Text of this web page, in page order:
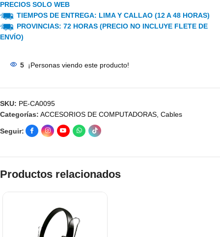
PRECIOS SOLO WEB
TIEMPOS DE ENTREGA: LIMA Y CALLAO (12 A 48 HORAS)
PROVINCIAS: 72 HORAS (PRECIO NO INCLUYE FLETE DE
ENVÍO)
5 ¡Personas viendo este producto!
SKU: PE-CA0095
Categorías: ACCESORIOS DE COMPUTADORAS, Cables
Seguir:
Productos relacionados